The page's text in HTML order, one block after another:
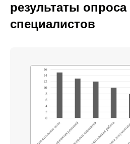
результаты
специалистов